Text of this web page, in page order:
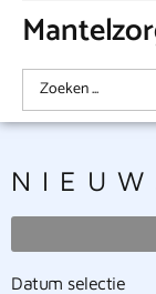
Datum selectie